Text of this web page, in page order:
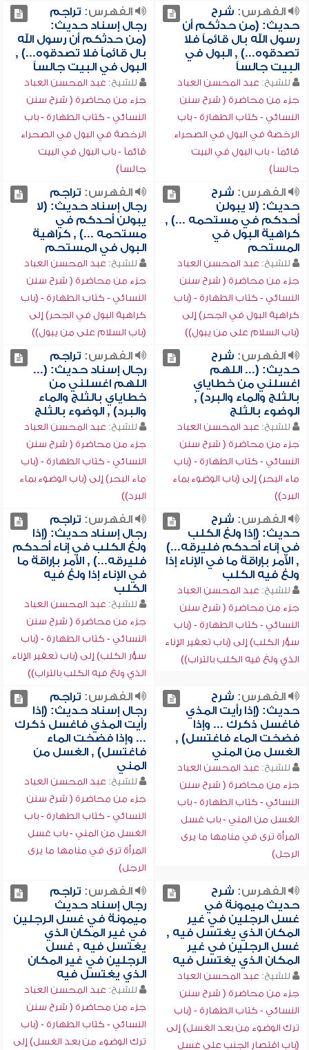
الفهرس: شرح
حديث: (من حدثكم أن
رسول الله بال قائماً فلا
تصدقوه...) , البول في
البيت جالساً
للشيخ: عبد المحسن العباد
جزء من محاضرة ( شرح سنن
النسائي - كتاب الطهارة - باب
الرخصة في البول في الصحراء
قائماً - باب البول في البيت
جالساً)
الفهرس: تراجم
رجال إسناد حديث:
(من حدثكم أن رسول الله
بال قائماً فلا تصدقوه...) ,
البول في البيت جالساً
للشيخ: عبد المحسن العباد
جزء من محاضرة ( شرح سنن
النسائي - كتاب الطهارة - باب
الرخصة في البول في الصحراء
قائماً - باب البول في البيت
جالساً)
الفهرس: شرح
حديث: (لا يبولن
أحدكم في مستحمه ...) ,
كراهية البول في
المستحم
للشيخ: عبد المحسن العباد
جزء من محاضرة ( شرح سنن
النسائي - كتاب الطهارة - (باب
كراهية البول في الجحر) إلى
(باب السلام على من يبول))
الفهرس: تراجم
رجال إسناد حديث: (لا
يبولن أحدكم في
مستحمه ...) , كراهية
البول في المستحم
للشيخ: عبد المحسن العباد
جزء من محاضرة ( شرح سنن
النسائي - كتاب الطهارة - (باب
كراهية البول في الجحر) إلى
(باب السلام على من يبول))
الفهرس: شرح
حديث: (... اللهم
اغسلني من خطاياي
بالثلج والماء والبرد) ,
الوضوء بالثلج
للشيخ: عبد المحسن العباد
جزء من محاضرة ( شرح سنن
النسائي - كتاب الطهارة - (باب
ماء البحر) إلى (باب الوضوء بماء
البرد))
الفهرس: تراجم
رجال إسناد حديث: (...
اللهم اغسلني من
خطاياي بالثلج والماء
والبرد) , الوضوء بالثلج
للشيخ: عبد المحسن العباد
جزء من محاضرة ( شرح سنن
النسائي - كتاب الطهارة - (باب
ماء البحر) إلى (باب الوضوء بماء
البرد))
الفهرس: شرح
حديث: (إذا ولغ الكلب
في إناء أحدكم فليرقه...)
, الأمر بإراقة ما في الإناء إذا
ولغ فيه الكلب
للشيخ: عبد المحسن العباد
جزء من محاضرة ( شرح سنن
النسائي - كتاب الطهارة - (باب
سؤر الكلب) إلى (باب تعفير الإناء
الذي ولغ فيه الكلب بالتراب))
الفهرس: تراجم
رجال إسناد حديث: (إذا
ولغ الكلب في إناء أحدكم
فليرقه...) , الأمر بإراقة ما
في الإناء إذا ولغ فيه
الكلب
للشيخ: عبد المحسن العباد
جزء من محاضرة ( شرح سنن
النسائي - كتاب الطهارة - (باب
سؤر الكلب) إلى (باب تعفير الإناء
الذي ولغ فيه الكلب بالتراب))
الفهرس: شرح
حديث: (إذا رأيت المذي
فاغسل ذكرك ... وإذا
فضخت الماء فاغتسل) ,
الغسل من المني
للشيخ: عبد المحسن العباد
جزء من محاضرة ( شرح سنن
النسائي - كتاب الطهارة - باب
الغسل من المني - باب غسل
المرأة ترى في منامها ما يرى
الرجل)
الفهرس: تراجم
رجال إسناد حديث: (إذا
رأيت المذي فاغسل ذكرك
... وإذا فضخت الماء
فاغتسل) , الغسل من
المني
للشيخ: عبد المحسن العباد
جزء من محاضرة ( شرح سنن
النسائي - كتاب الطهارة - باب
الغسل من المني - باب غسل
المرأة ترى في منامها ما يرى
الرجل)
الفهرس: شرح
حديث ميمونة في
غسل الرجلين في غير
المكان الذي يغتسل فيه ,
غسل الرجلين في غير
المكان الذي يغتسل فيه
للشيخ: عبد المحسن العباد
جزء من محاضرة ( شرح سنن
النسائي - كتاب الطهارة - (باب
ترك الوضوء من بعد الغسل) إلى
(باب اقتصار الجنب على غسل
الفهرس: تراجم
رجال إسناد حديث
ميمونة في غسل الرجلين
في غير المكان الذي
يغتسل فيه , غسل
الرجلين في غير المكان
الذي يغتسل فيه
للشيخ: عبد المحسن العباد
جزء من محاضرة ( شرح سنن
النسائي - كتاب الطهارة - (باب
ترك الوضوء من بعد الغسل) إلى